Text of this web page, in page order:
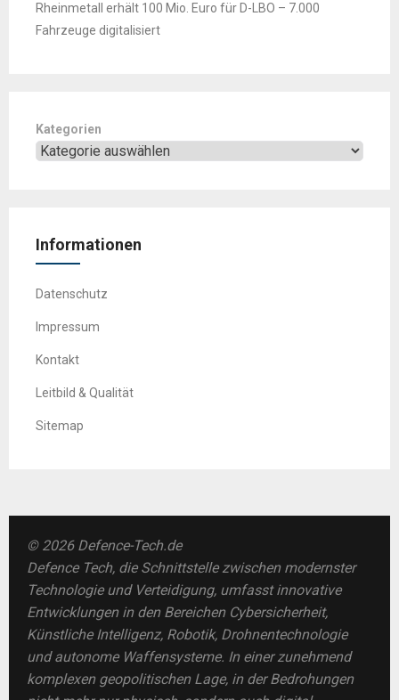
Rheinmetall erhält 100 Mio. Euro für D-LBO – 7.000
Fahrzeuge digitalisiert
Kategorien
Informationen
Datenschutz
Impressum
Kontakt
Leitbild & Qualität
Sitemap
© 2026 Defence-Tech.de
Defence Tech, die Schnittstelle zwischen modernster
Technologie und Verteidigung, umfasst innovative
Entwicklungen in den Bereichen Cybersicherheit,
Künstliche Intelligenz, Robotik, Drohnentechnologie
und autonome Waffensysteme. In einer zunehmend
komplexen geopolitischen Lage, in der Bedrohungen